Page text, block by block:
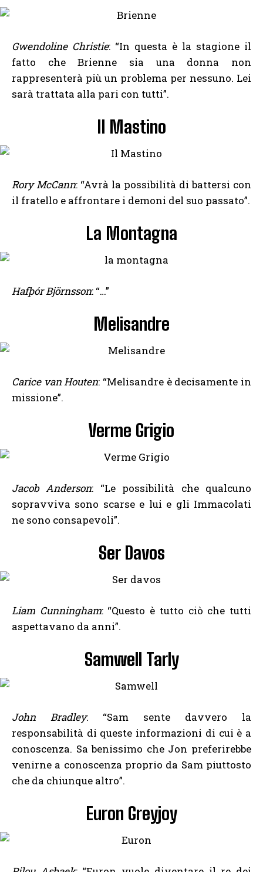
Gwendoline Christie: “In questa è la stagione il
fatto che Brienne sia una donna non
rappresenterà più un problema per nessuno. Lei
sarà trattata alla pari con tutti”.
Il Mastino
Rory McCann: “Avrà la possibilità di battersi con
il fratello e affrontare i demoni del suo passato”.
La Montagna
Hafþór Björnsson: “…”
Melisandre
Carice van Houten: “Melisandre è decisamente in
missione”.
Verme Grigio
Jacob Anderson: “Le possibilità che qualcuno
sopravviva sono scarse e lui e gli Immacolati
ne sono consapevoli”.
Ser Davos
Liam Cunningham: “Questo è tutto ciò che tutti
aspettavano da anni”.
Samwell Tarly
John Bradley: “Sam sente davvero la
responsabilità di queste informazioni di cui è a
conoscenza. Sa benissimo che Jon preferirebbe
venirne a conoscenza proprio da Sam piuttosto
che da chiunque altro”.
Euron Greyjoy